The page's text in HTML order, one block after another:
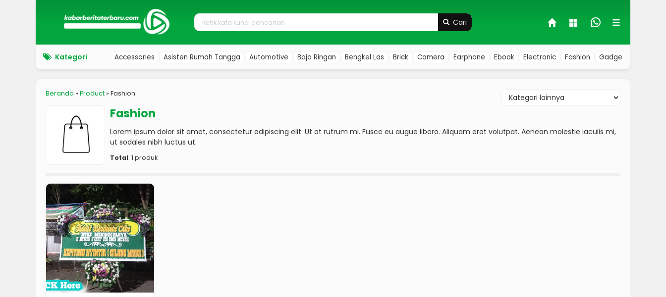
Cari
Kategori Accessories Asisten Rumah Tangga Automotive Baja Ringan Bengkel Las Brick Camera Earphone Ebook Electronic Fashion Gadget
Beranda » Product» Fashion
Fashion
Lorem ipsum dolor sit amet, consectetur adipiscing elit. Ut at rutrum mi. Fusce eu augue libero. Aliquam erat volutpat. Aenean molestie iaculis mi,
ut sodales nibh luctus ut.
Total: 1 produk